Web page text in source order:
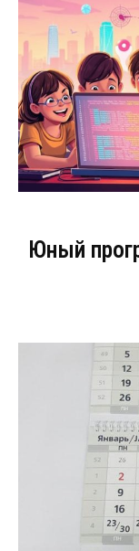
Юный